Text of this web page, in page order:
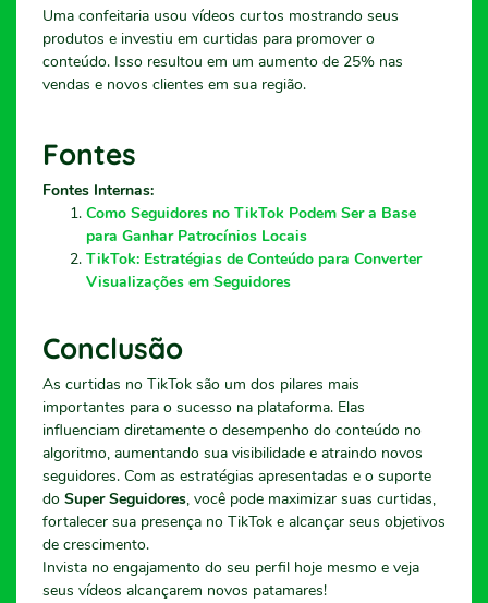
Uma confeitaria usou vídeos curtos mostrando seus
produtos e investiu em curtidas para promover o
conteúdo. Isso resultou em um aumento de 25% nas
vendas e novos clientes em sua região.
Fontes
Fontes Internas:
Como Seguidores no TikTok Podem Ser a Base
para Ganhar Patrocínios Locais
TikTok: Estratégias de Conteúdo para Converter
Visualizações em Seguidores
Conclusão
As curtidas no TikTok são um dos pilares mais
importantes para o sucesso na plataforma. Elas
influenciam diretamente o desempenho do conteúdo no
algoritmo, aumentando sua visibilidade e atraindo novos
seguidores. Com as estratégias apresentadas e o suporte
do Super Seguidores, você pode maximizar suas curtidas,
fortalecer sua presença no TikTok e alcançar seus objetivos
de crescimento.
Invista no engajamento do seu perfil hoje mesmo e veja
seus vídeos alcançarem novos patamares!